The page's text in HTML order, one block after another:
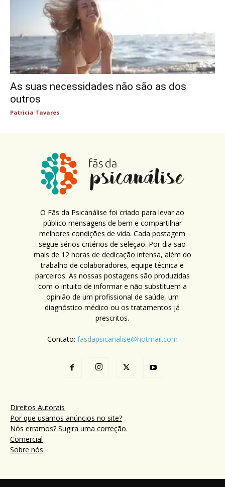
As suas necessidades não são as dos
outros
Patricia Tavares
O Fãs da Psicanálise foi criado para levar ao
público mensagens de bem e compartilhar
melhores condições de vida. Cada postagem
segue sérios critérios de seleção. Por dia são
mais de 12 horas de dedicação intensa, além do
trabalho de colaboradores, equipe técnica e
parceiros. As nossas postagens são produzidas
com o intuito de informar e não substituem a
opinião de um profissional de saúde, um
diagnóstico médico ou os tratamentos já
prescritos.
Contato: fasdapsicanalise@hotmail.com
Direitos Autorais
Por que usamos anúncios no site?
Nós erramos? Sugira uma correção.
Comercial
Sobre nós